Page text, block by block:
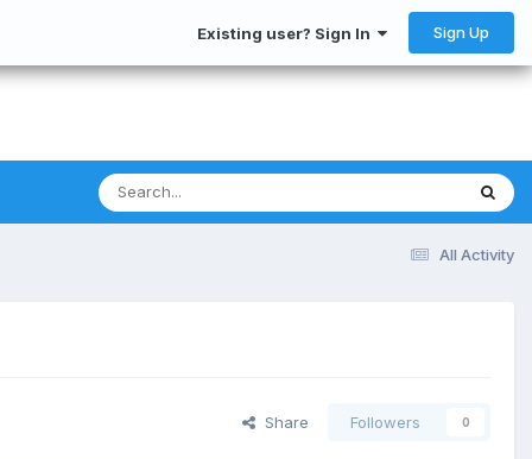
Existing user? Sign In Sign Up
All Activity
Share Followers 0